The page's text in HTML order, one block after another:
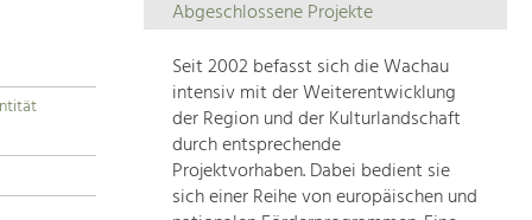
Die
Regionalentwicklung
in
unserer
Region
ist
sehr
Abgeschlossene Projekte
Seit 2002 befasst sich die Wachau
intensiv mit der Weiterentwicklung
der Region und der Kulturlandschaft
durch entsprechende
Projektvorhaben. Dabei bedient sie
sich einer Reihe von europäischen und